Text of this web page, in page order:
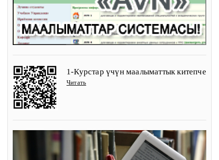
1-Курстар үчүн маалыматтык китепче
Читать